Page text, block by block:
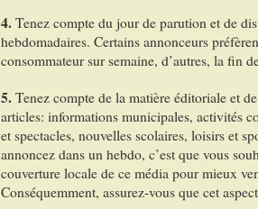
4.Tenez compte du jour de parution et de
hebdomadaires. Certains annonceurs
consommateur sur semaine, d’autres, la fin
5.Tenez compte de la matière éditoriale et
articles: informations municipales, activités
et spectacles, nouvelles scolaires, loisirs et
annoncez dans un hebdo, c’est que vous
couverture locale de ce média pour mieux
Conséquemment, assurez-vous que cet